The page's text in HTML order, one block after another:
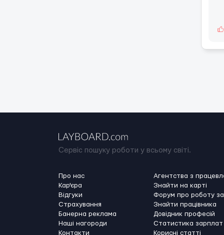
Сервіс пошуку роботи у всьому світі.
Про нас
Кар'єра
Відгуки
Страхування
Банерна реклама
Наші нагороди
Контакти
Агентства з
Знайти на карті
Форум про роботу
Знайти працівника
Довідник професій
Статистика зарплат
Корисні статті